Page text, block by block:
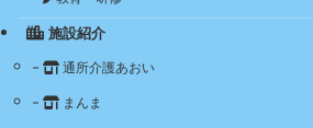
施設紹介
通所介護あおい
まんま